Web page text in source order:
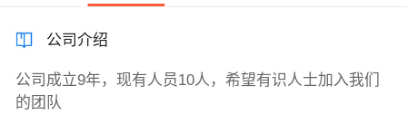
公司介绍
公司成立9年，现有人员10人，希望有识人士加入我们
的团队